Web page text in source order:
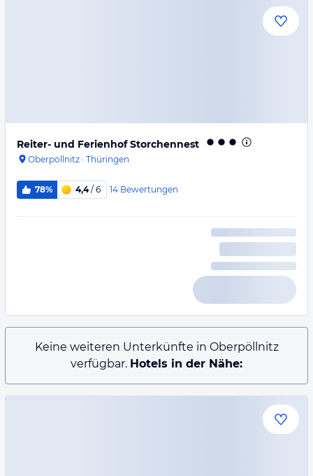
Reiter- und Ferienhof Storchennest
Oberpöllnitz · Thüringen
78% 4,4/ 6 14 Bewertungen
Keine weiteren Unterkünfte in Oberpöllnitz
verfügbar. Hotels in der Nähe: